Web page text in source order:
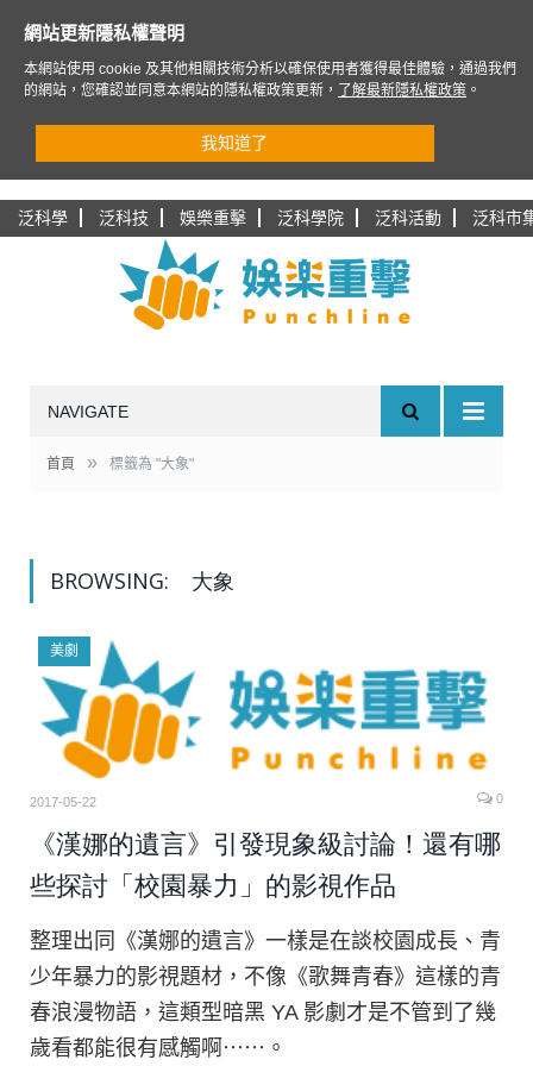
泛科學 泛科技 娛樂重擊 泛科學院 泛科活動 泛科市
NAVIGATE
首頁 » 標籤為 "大象"
BROWSING: 大象
美劇
2017-05-22 0
《漢娜的遺言》引發現象級討論！還有哪
些探討「校園暴力」的影視作品
整理出同《漢娜的遺言》一樣是在談校園成長、青
少年暴力的影視題材，不像《歌舞青春》這樣的青
春浪漫物語，這類型暗黑 YA 影劇才是不管到了幾
歲看都能很有感觸啊⋯⋯。
網站更新隱私權聲明
本網站使用 cookie 及其他相關技術分析以確保使用者獲得最佳體驗，通過我們
的網站，您確認並同意本網站的隱私權政策更新，
了解最新隱私權政策 。
我知道了